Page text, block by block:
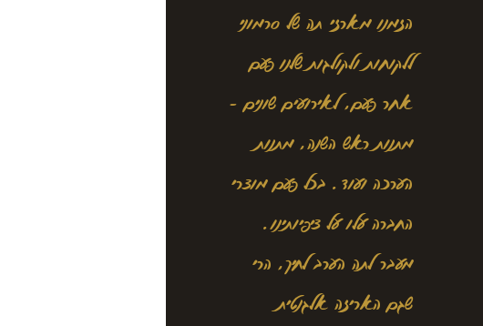
הזמנו מארזי תה של סרמוני
ללקוחות ולקולגות שלנו פעם
אחר פעם, לאירועים שונים -
מתנות ראש השנה, מתנות
הערכה ועוד. בכל פעם מוצרי
החברה עלו על ציפיותינו.
מעבר לתה הערב לחיך, הרי
שגם האריזה אלגנטית